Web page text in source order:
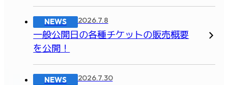
NEWS 2026.7.8
一般公開日の各種チケットの販売概要
を公開！
NEWS 2026.7.30